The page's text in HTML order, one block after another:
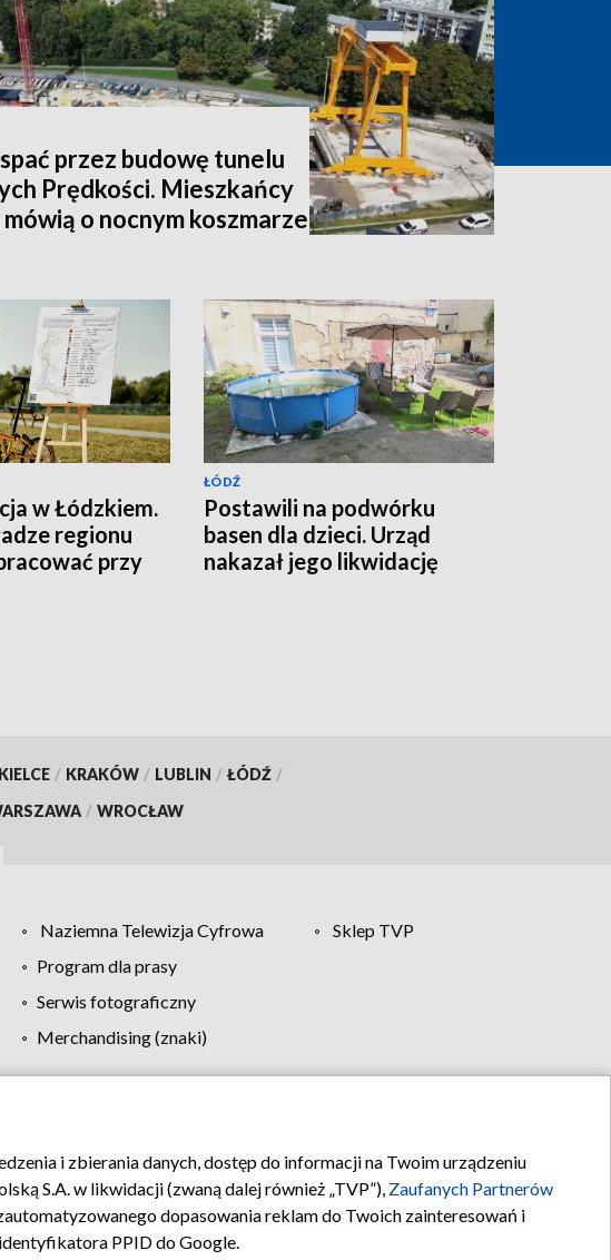
przez budowę tunelu
Prędkości. Mieszkańcy
o nocnym koszmarze
w Łódzkiem.
regionu
przy
ŁÓDŹ
Postawili na podwórku
basen dla dzieci. Urząd
nakazał jego likwidację
KIELCE / KRAKÓW / LUBLIN / ŁÓDŹ /
/ WROCŁAW
Naziemna Telewizja Cyfrowa
Sklep TVP
Program dla prasy
Serwis fotograficzny
Merchandising (znaki)
Biuro reklamy Kontakt
i zbierania danych, dostęp do informacji na Twoim urządzeniu
S.A. w likwidacji (zwaną dalej również „TVP”), Zaufanych Partnerów
dopasowania reklam do Twoich zainteresowań i
PPID do Google.